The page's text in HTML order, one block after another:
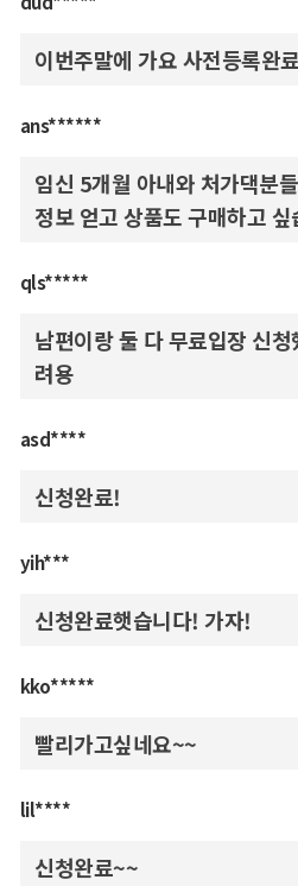
이번주말에 가요 사전등록완
ans******
임신 5개월 아내와 처가댁분
정보 얻고 상품도 구매하고
qls*****
남편이랑 둘 다 무료입장 신
려용
asd****
신청완료!
yih***
신청완료햇습니다! 가자!
kko*****
빨리가고싶네요~~
lil****
신청완료~~